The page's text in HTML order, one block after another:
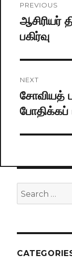
PREVIOUS
Previous
post:
ஆசிரியர்
பகிர்வு
NEXT
Next
post:
சோவியத்
போதிக்கப்
Search
for: